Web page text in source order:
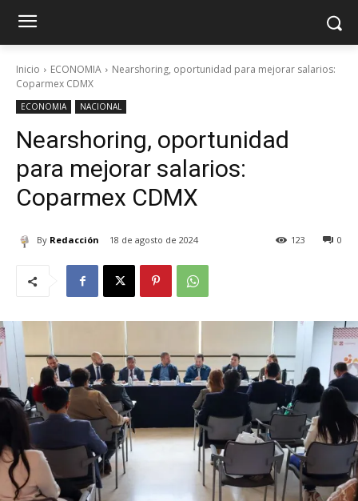
Inicio ECONOMIA
Nearshoring, oportunidad para mejorar salarios:
Coparmex CDMX
ECONOMIA NACIONAL
Nearshoring, oportunidad
para mejorar salarios:
Coparmex CDMX
By Redacción 18 de agosto de 2024 0
123